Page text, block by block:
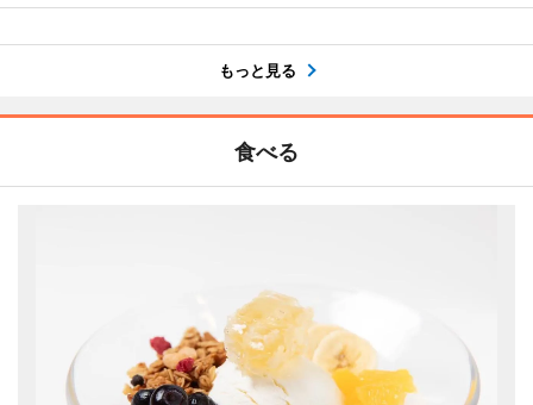
もっと見る
食べる